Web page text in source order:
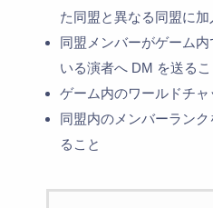
た同盟と異なる同盟に加
同盟メンバーがゲーム
いる演者へ DM を送るこ
ゲーム内のワールドチ
同盟内のメンバーラン
ること